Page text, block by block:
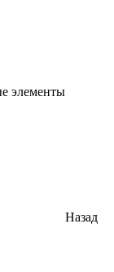
элементы
Назад